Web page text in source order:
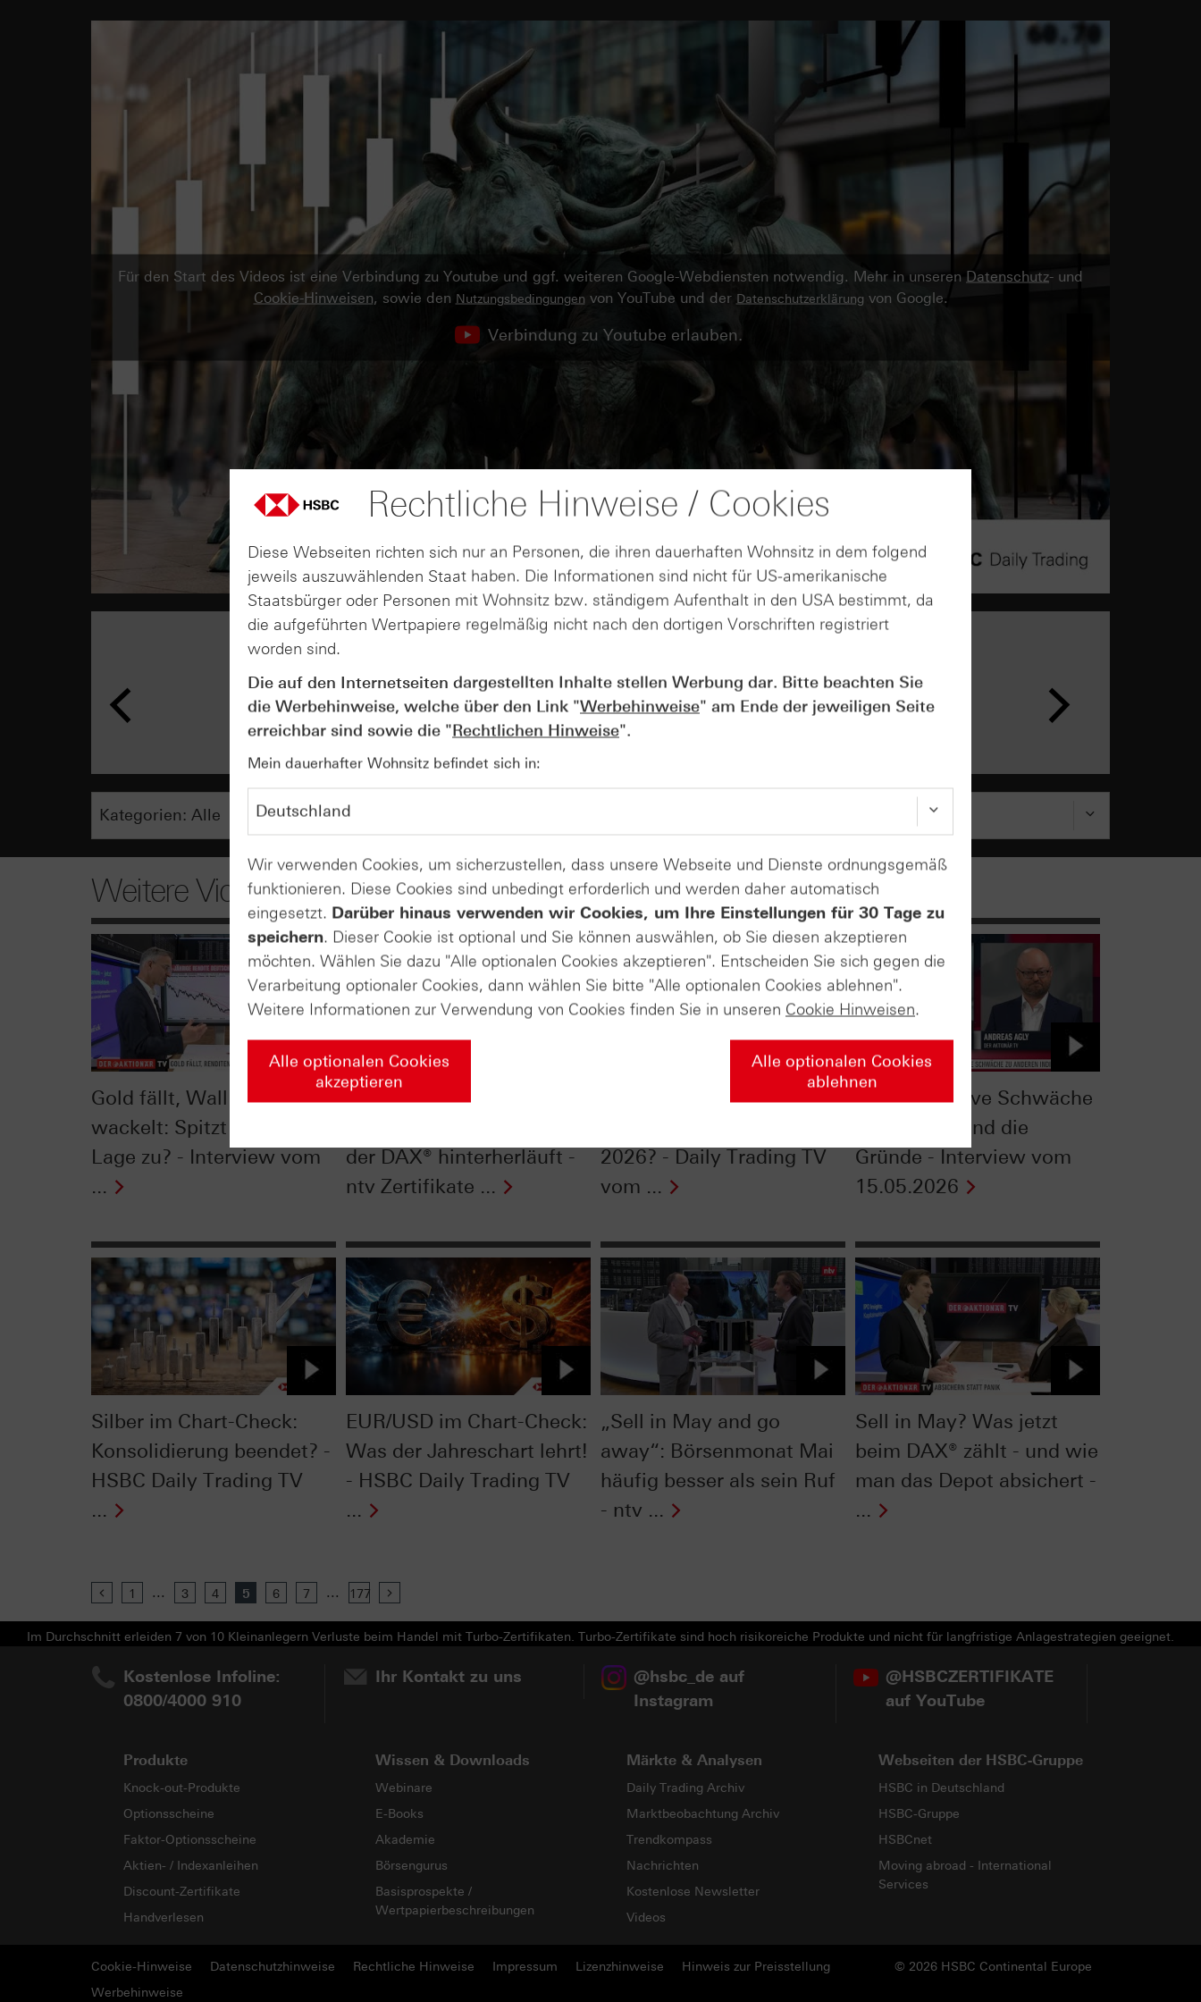
Für den Start des Videos ist eine Verbindung zu Youtube und ggf. weiteren Google-Webdiensten notwendig. Mehr in unseren Datenschutz- und
Cookie-Hinweisen, sowie den Nutzungsbedingungen von YouTube und der Datenschutzerklärung von Google.
Verbindung zu Youtube erlauben.
07
Wie lange bleibt der DAX® in
Rekordlaune? - ntv Zertifikate
07.08.26
Weitere Videos
Gold fällt, Wall Street
wackelt: Spitzt sich die
Lage zu? - Interview vom
...
Leitindex mit
der DAX® hinterherläuft -
ntv Zertifikate ...
S&P 500® im Chart-Check:
2026? - Daily Trading TV
vom ...
DAX®: Relative Schwäche
2026 - das sind die
Gründe - Interview vom
15.05.2026
Silber im Chart-Check:
Konsolidierung beendet? -
HSBC Daily Trading TV
...
EUR/USD im Chart-Check:
Was der Jahreschart lehrt!
- HSBC Daily Trading TV
...
„Sell in May and go
away“: Börsenmonat Mai
häufig besser als sein Ruf
- ntv ...
Sell in May? Was jetzt
beim DAX® zählt - und wie
man das Depot absichert -
...
Previous
1 ... 3 4 5 6 7 ... 177
Im Durchschnitt erleiden 7 von 10 Kleinanlegern Verluste beim Handel mit Turbo-Zertifikaten. Turbo-Zertifikate sind hoch risikoreiche Produkte und nicht für langfristige Anlagestrategien geeignet.
Kostenlose Infoline:
0800/4000 910
Ihr Kontakt zu uns
@hsbc_de auf
Instagram
@HSBCZERTIFIKATE
auf YouTube
Produkte
Knock-out-Produkte
Optionsscheine
Faktor-Optionsscheine
Aktien- / Indexanleihen
Discount-Zertifikate
Handverlesen
Wissen & Downloads
Webinare
E-Books
Akademie
Börsengurus
Basisprospekte /
Wertpapierbeschreibungen
Märkte & Analysen
Daily Trading Archiv
Marktbeobachtung Archiv
Trendkompass
Nachrichten
Kostenlose Newsletter
Videos
Webseiten der HSBC-Gruppe
HSBC in Deutschland
HSBC-Gruppe
HSBCnet
Moving abroad - International
Services
Cookie-Hinweise Datenschutzhinweise Rechtliche Hinweise Impressum Lizenzhinweise © 2026 HSBC Continental Europe
Hinweis zur Preisstellung
Werbehinweise
Rechtliche Hinweise / Cookies
Diese Webseiten richten sich nur an Personen, die ihren dauerhaften Wohnsitz in dem folgend
jeweils auszuwählenden Staat haben. Die Informationen sind nicht für US-amerikanische
Staatsbürger oder Personen mit Wohnsitz bzw. ständigem Aufenthalt in den USA bestimmt, da
die aufgeführten Wertpapiere regelmäßig nicht nach den dortigen Vorschriften registriert
worden sind.
Die auf den Internetseiten dargestellten Inhalte stellen Werbung dar. Bitte beachten Sie
die Werbehinweise, welche über den Link "Werbehinweise" am Ende der jeweiligen Seite
erreichbar sind sowie die "Rechtlichen Hinweise".
Mein dauerhafter Wohnsitz befindet sich in:
Wir verwenden Cookies, um sicherzustellen, dass unsere Webseite und Dienste ordnungsgemäß
funktionieren. Diese Cookies sind unbedingt erforderlich und werden daher automatisch
eingesetzt. Darüber hinaus verwenden wir Cookies, um Ihre Einstellungen für 30 Tage zu
speichern. Dieser Cookie ist optional und Sie können auswählen, ob Sie diesen akzeptieren
möchten. Wählen Sie dazu "Alle optionalen Cookies akzeptieren". Entscheiden Sie sich gegen die
Verarbeitung optionaler Cookies, dann wählen Sie bitte "Alle optionalen Cookies ablehnen".
Weitere Informationen zur Verwendung von Cookies finden Sie in unseren Cookie Hinweisen.
Alle optionalen Cookies
akzeptieren
Alle optionalen Cookies
ablehnen